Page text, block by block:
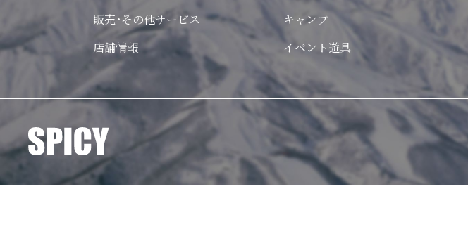
販売･その他サービス
店舗情報
キャンプ
イベント遊具